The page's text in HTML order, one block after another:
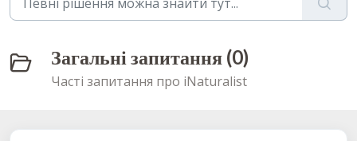
Загальні запитання (0)
Часті запитання про iNaturalist